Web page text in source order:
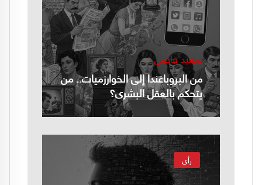
سعيد فاضل
من البروباغندا إلى الخوارزميات.. من
يتحكم بالعقل البشري؟
رأي